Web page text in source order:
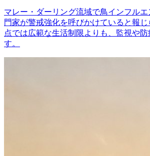
マレー・ダーリング流域で鳥インフル
門家が警戒強化を呼びかけていると報
点では広範な生活制限よりも、監視や
す。